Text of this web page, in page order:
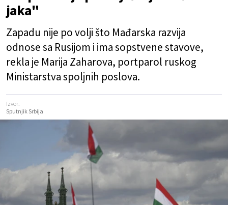
jaka"
Zapadu nije po volji što Mađarska razvija
odnose sa Rusijom i ima sopstvene stavove,
rekla je Marija Zaharova, portparol ruskog
Ministarstva spoljnih poslova.
Izvor:
Sputnjik Srbija